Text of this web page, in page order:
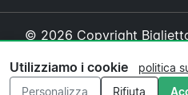
© 2026 Copyright
cookie·
Utilizziamo i cookie
politica
Personalizza
Rifiuta